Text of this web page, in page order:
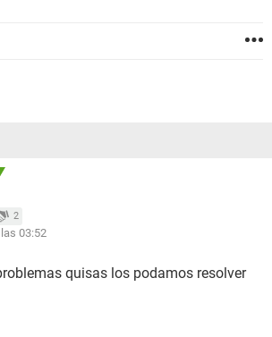
2
03:52
quisas los podamos resolver